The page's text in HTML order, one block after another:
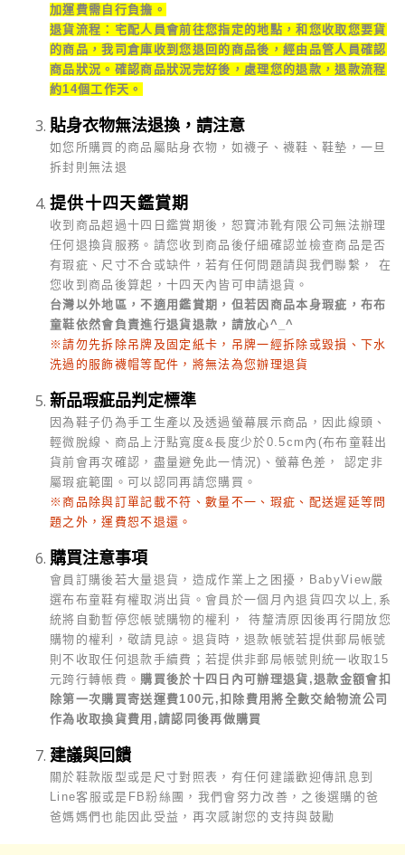
加運費需自行負擔。
退貨流程：宅配人員會前往您指定的地點，和您收取您要貨
的商品，我司倉庫收到您退回的商品後，經由品管人員確認
商品狀況。確認商品狀況完好後，處理您的退款，退款流程
約14個工作天。
貼身衣物無法退換，請注意
如您所購買的商品屬貼身衣物，如襪子、襪鞋、鞋墊，一旦
拆封則無法退
提供十四天鑑賞期
收到商品超過十四日鑑賞期後，恕寶沛靴有限公司無法辦理
任何退換貨服務。請您收到商品後仔細確認並檢查商品是否
有瑕疵、尺寸不合或缺件，若有任何問題請與我們聯繫， 在
您收到商品後算起，十四天內皆可申請退貨。
台灣以外地區，不適用鑑賞期，但若因商品本身瑕疵，布布
童鞋依然會負責進行退貨退款，請放心^_^
※請勿先拆除吊牌及固定紙卡，吊牌一經拆除或毀損、下水
洗過的服飾襪帽等配件，將無法為您辦理退貨
新品瑕疵品判定標準
因為鞋子仍為手工生產以及透過螢幕展示商品，因此線頭、
輕微脫線、商品上汙點寬度&長度少於0.5cm內(布布童鞋出
貨前會再次確認，盡量避免此一情況)、螢幕色差， 認定非
屬瑕疵範圍。可以認同再請您購買。
※商品除與訂單記載不符、數量不一、瑕疵、配送遲延等問
題之外，運費恕不退還。
購買注意事項
會員訂購後若大量退貨，造成作業上之困擾，BabyView嚴
選布布童鞋有權取消出貨。會員於一個月內退貨四次以上,系
統將自動暫停您帳號購物的權利， 待釐清原因後再行開放您
購物的權利，敬請見諒。 退貨時，退款帳號若提供郵局帳號
則不收取任何退款手續費；若提供非郵局帳號則統一收取15
元跨行轉帳費。 購買後於十四日內可辦理退貨,退款金額會扣
除第一次購買寄送運費100元,扣除費用將全數交給物流公司
作為收取換貨費用,請認同後再做購買
建議與回饋
關於鞋款版型或是尺寸對照表，有任何建議歡迎傳訊息到
Line客服或是FB粉絲團，我們會努力改善，之後選購的爸
爸媽媽們也能因此受益，再次感謝您的支持與鼓勵